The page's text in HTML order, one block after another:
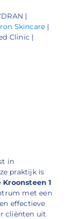
|
Skincare |
Clinic |
in
praktijk is
1
met een
effectieve
cliënten uit